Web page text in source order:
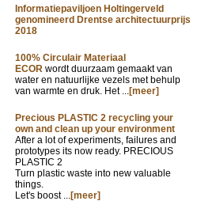
Informatiepaviljoen Holtingerveld
genomineerd Drentse architectuurprijs
2018
100% Circulair Materiaal
ECOR wordt duurzaam gemaakt van
water en natuurlijke vezels met behulp
van warmte en druk. Het ...[meer]
Precious PLASTIC 2 recycling your
own and clean up your environment
After a lot of experiments, failures and
prototypes its now ready. PRECIOUS
PLASTIC 2
Turn plastic waste into new valuable
things.
Let's boost ...[meer]